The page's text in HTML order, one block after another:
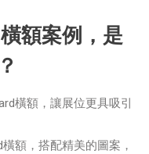
額案例，是
橫額，讓展位更具吸引
額，搭配精美的圖案，